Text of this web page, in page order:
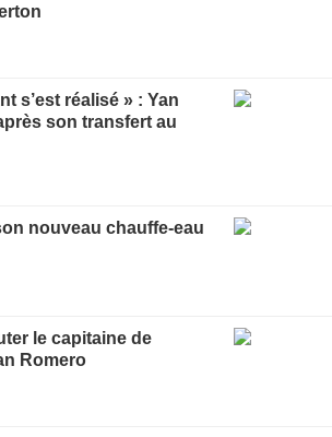
s’est réalisé » : Yan
son transfert au
nouveau chauffe-eau
le capitaine de
Romero